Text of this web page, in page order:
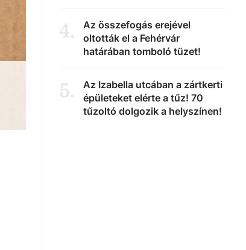
4.
Az összefogás erejével
oltották el a Fehérvár
határában tomboló tüzet!
5.
Az Izabella utcában a zártkerti
épületeket elérte a tűz! 70
tűzoltó dolgozik a helyszínen!